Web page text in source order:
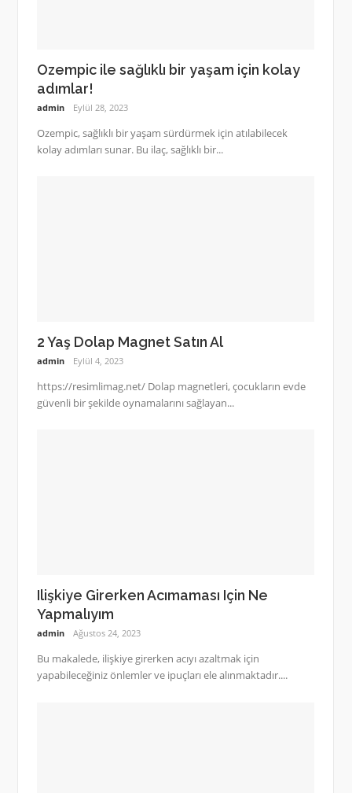
Ozempic ile sağlıklı bir yaşam için kolay
adımlar!
admin Eylül 28, 2023
Ozempic, sağlıklı bir yaşam sürdürmek için atılabilecek
kolay adımları sunar. Bu ilaç, sağlıklı bir...
2 Yaş Dolap Magnet Satın Al
admin Eylül 4, 2023
https://resimlimag.net/ Dolap magnetleri, çocukların evde
güvenli bir şekilde oynamalarını sağlayan...
Ilişkiye Girerken Acımaması Için Ne
Yapmalıyım
admin Ağustos 24, 2023
Bu makalede, ilişkiye girerken acıyı azaltmak için
yapabileceğiniz önlemler ve ipuçları ele alınmaktadır....